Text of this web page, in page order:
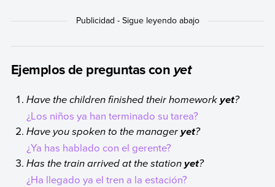
Ejemplos de preguntas con yet
Have the children finished their homeworkyet?
¿Los niños ya han terminado su tarea?
Have you spoken to the manageryet?
¿Ya has hablado con el gerente?
Has the train arrived at the stationyet?
¿Ha llegado ya el tren a la estación?